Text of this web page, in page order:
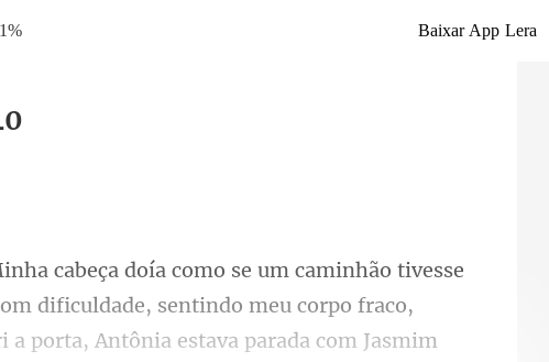
Baixar App Lera
dificuldade, sentindo meu corpo fraco,